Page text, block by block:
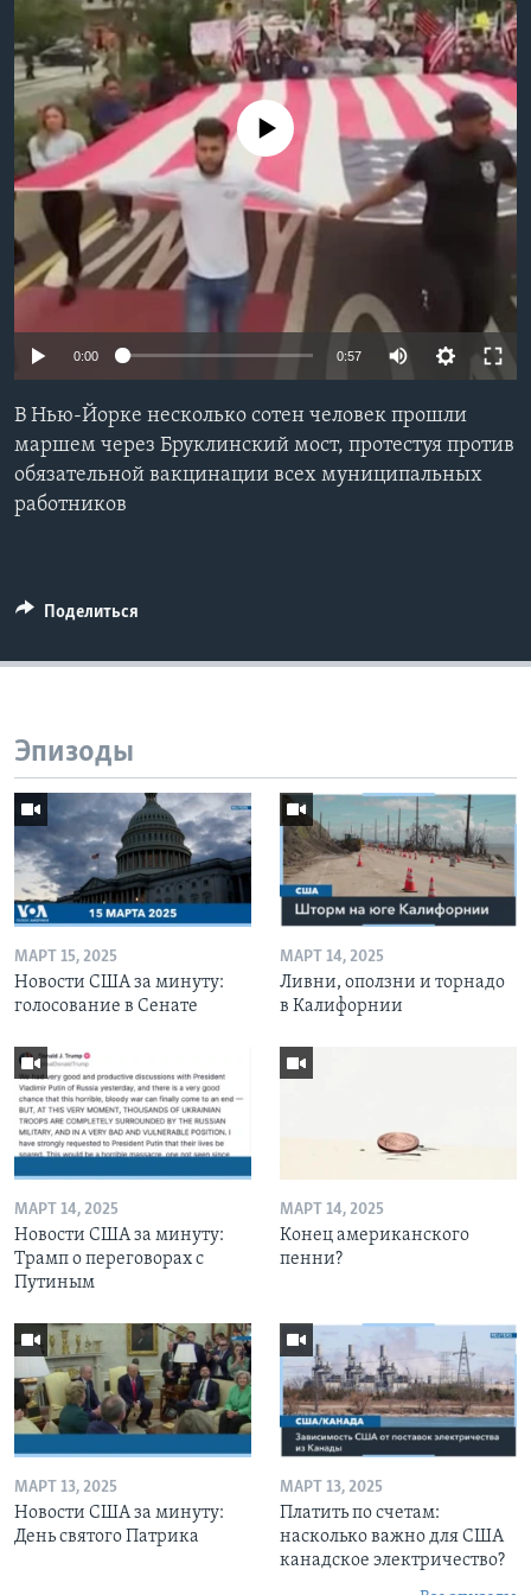
Learning English
СОЦИАЛЬНЫЕ СЕТИ
Языки
No media source currently available
0:00 0:57
В Нью-Йорке несколько сотен человек прошли
маршем через Бруклинский мост, протестуя против
обязательной вакцинации всех муниципальных
работников
Поделиться
Эпизоды
МАРТ 15, 2025
Новости США за минуту:
голосование в Сенате
МАРТ 14, 2025
Ливни, оползни и торнадо
в Калифорнии
МАРТ 14, 2025
Новости США за минуту:
Трамп о переговорах с
Путиным
МАРТ 14, 2025
Конец американского
пенни?
МАРТ 13, 2025
Новости США за минуту:
День святого Патрика
МАРТ 13, 2025
Платить по счетам:
насколько важно для США
канадское электричество?